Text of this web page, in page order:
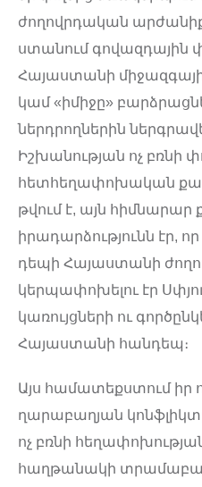
ժողովրդական արժանիք,
ստանում գովազդային
Հայաստանի
կամ «իմիջը»
ներդրողներին
Իշխանության ոչ բռնի
հետհեղափոխական
թվում է, այն
իրադարձությունն էր,
դեպի Հայաստանի
կերպափոխելու էր
կառույցների ու
Հայաստանի հանդեպ։
Այս համատեքստում իր
ղարաբաղյան
ոչ բռնի
հաղթանակի